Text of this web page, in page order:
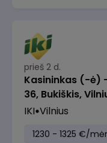
prieš 2 d.
Kasininkas (-ė)
36, Bukiškis,
IKI Vilnius
1230 - 1325 €/